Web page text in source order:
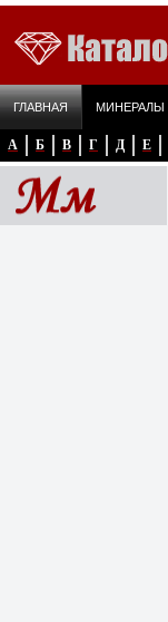
ГЛАВНАЯ МИНЕРАЛЫ
А Б В Г Д Е